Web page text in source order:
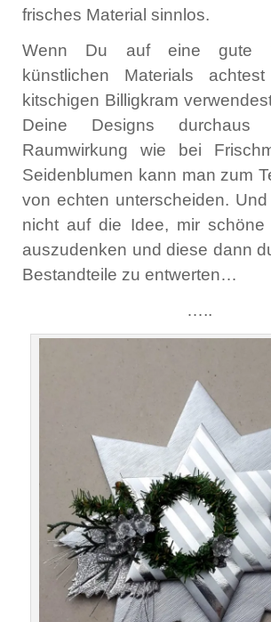
frisches Material sinnlos.
Wenn Du auf eine gute
künstlichen Materials
kitschigen Billigkram
Deine Designs durchaus
Raumwirkung wie bei
Seidenblumen kann man zum
von echten unterscheiden.
nicht auf die Idee, mir schöne
auszudenken und diese dann
Bestandteile zu entwerten…
…..